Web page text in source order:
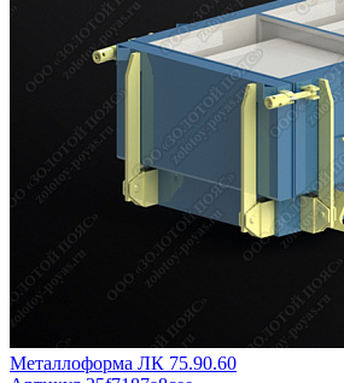
Металлоформа ЛК 75.90.60